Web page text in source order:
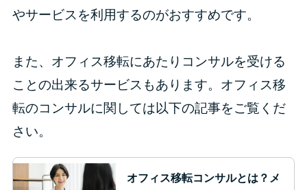
やサービスを利用するのがおすすめです。
また、オフィス移転にあたりコンサルを受ける
ことの出来るサービスもあります。オフィス移
転のコンサルに関しては以下の記事をご覧くだ
さい。
オフィス移転コンサルとは？メ